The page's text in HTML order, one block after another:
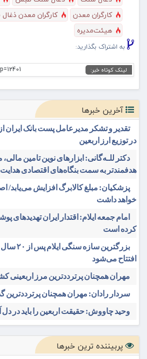
کارگران معدن
کارگران معدن
هیئت‌مدیره
به اشتراک بگذارید:
لینک کوتاه خبر:
آخرین خبرها
تقدیر و تشکر مدیرعامل پست بانک ایران
در توزیع ارز اربعین
دکتر للـه‌گانی: ابزارهای نوین تامین مالی،
هدفمندتر به سمت بنگاه‌های اقتصادی
پزشکیان: مبلغ کالابرگ افزایش می‌یابد/
خواهد داشت
امام جمعه ایلام: اقتدار ایران تهدیدهای
کرده است
بزرگترین
افتتاح می‌شود
مهران همچنان پرترددترین مرز اربعینی
سردار رادان: مهران همچنان پرترددترین
وحید چاووش: حقیقت اربعین را باید در
پربیننده ترین خبرها